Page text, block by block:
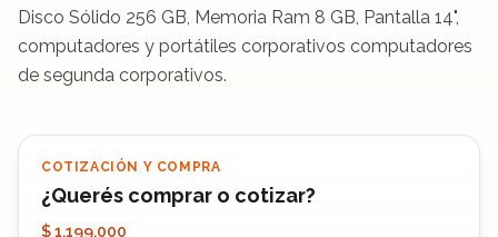
Disco Sólido 256 GB, Memoria Ram 8 GB, Pantalla 14",
computadores y portátiles corporativos computadores
de segunda corporativos.
COTIZACIÓN Y COMPRA
¿Querés comprar o cotizar?
$ 1.199.000